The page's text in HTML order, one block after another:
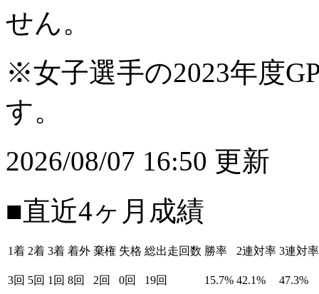
せん。
※女子選手の2023年度
す。
2026/08/07 16:50 更新
■直近4ヶ月成績
1着 2着 3着 着外 棄権 失格 総出走回数 勝率 2連対率 3連対率
3回 5回 1回 8回 2回 0回 19回 15.7% 42.1% 47.3%